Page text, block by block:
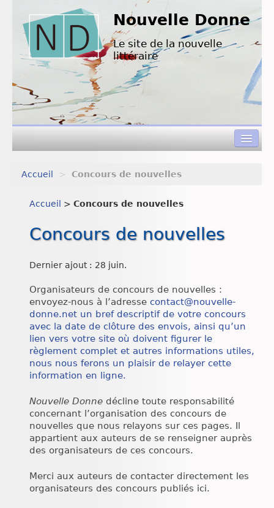
Nouvelle Donne
Le site de la nouvelle
littéraire
Appels à textes
Nouvelles à lire
Accueil > Concours de nouvelles
Accueil > Concours de nouvelles
Concours de nouvelles
Dernier ajout : 28 juin.
Organisateurs de concours de nouvelles :
envoyez-nous à l’adresse contact@nouvelle-
donne.net un bref descriptif de votre concours
avec la date de clôture des envois, ainsi qu’un
lien vers votre site où doivent figurer le
règlement complet et autres informations utiles,
nous nous ferons un plaisir de relayer cette
information en ligne.
Nouvelle Donne décline toute responsabilité
concernant l’organisation des concours de
nouvelles que nous relayons sur ces pages. Il
appartient aux auteurs de se renseigner auprès
des organisateurs de ces concours.
Merci aux auteurs de contacter directement les
organisateurs des concours publiés ici.